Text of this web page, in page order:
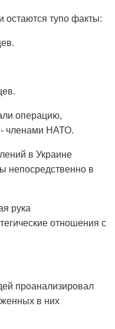
тупо факты:
операцию,
членами НАТО.
в Украине
непосредственно в
рука
отношения с
проанализировал
в них